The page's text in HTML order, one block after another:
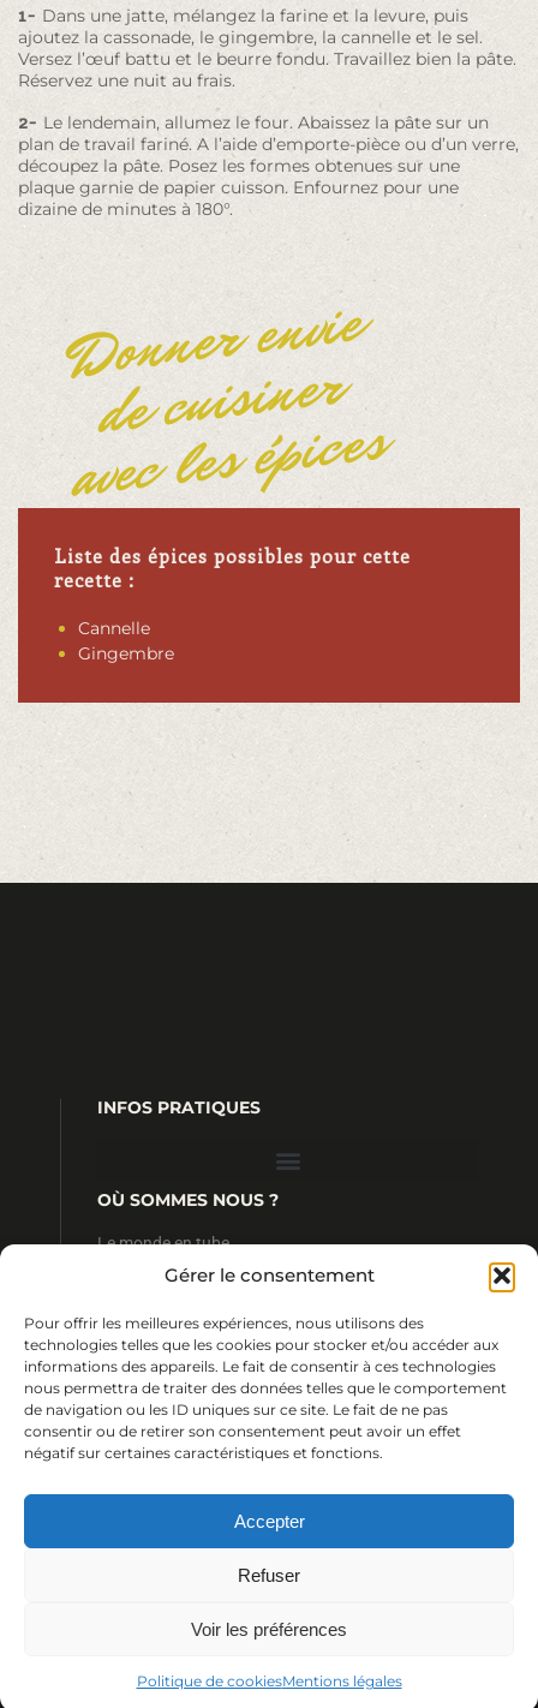
Gérer le consentement
Pour offrir les meilleures expériences, nous utilisons des
technologies telles que les cookies pour stocker et/ou accéder aux
informations des appareils. Le fait de consentir à ces technologies
nous permettra de traiter des données telles que le comportement
de navigation ou les ID uniques sur ce site. Le fait de ne pas
consentir ou de retirer son consentement peut avoir un effet
négatif sur certaines caractéristiques et fonctions.
Accepter
Refuser
Voir les préférences
Politique de cookiesMentions légales
1- Dans une jatte, mélangez la farine et la levure, puis
ajoutez la cassonade, le gingembre, la cannelle et le sel.
Versez l’œuf battu et le beurre fondu. Travaillez bien la pâte.
Réservez une nuit au frais.
2- Le lendemain, allumez le four. Abaissez la pâte sur un
plan de travail fariné. A l’aide d’emporte-pièce ou d’un verre,
découpez la pâte. Posez les formes obtenues sur une
plaque garnie de papier cuisson. Enfournez pour une
dizaine de minutes à 180°.
Donner envie
de cuisiner
avec les épices
Liste des épices possibles pour cette
recette :
Cannelle
Gingembre
INFOS PRATIQUES
OÙ SOMMES NOUS ?
Le monde en tube
4 rue Ratel
35190 Tinténiac
CONTACT
+33 (0) 2 99 68 13 64
+33 (0) 2 99 23 09 24
contact@lemondeentube.com
© 2018 Le monde en tube / Julien Cohignac